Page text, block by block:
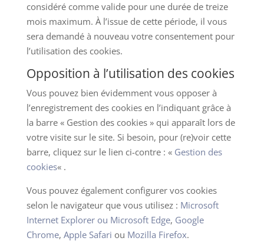
considéré comme valide pour une durée de treize
mois maximum. À l’issue de cette période, il vous
sera demandé à nouveau votre consentement pour
l’utilisation des cookies.
Opposition à l’utilisation des cookies
Vous pouvez bien évidemment vous opposer à
l’enregistrement des cookies en l’indiquant grâce à
la barre « Gestion des cookies » qui apparaît lors de
votre visite sur le site. Si besoin, pour (re)voir cette
barre, cliquez sur le lien ci-contre : « Gestion des
cookies« .
Vous pouvez également configurer vos cookies
selon le navigateur que vous utilisez : Microsoft
Internet Explorer ou Microsoft Edge, Google
Chrome, Apple Safari ou Mozilla Firefox.